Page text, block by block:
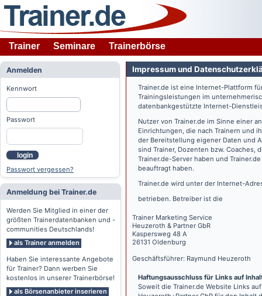
Trainer Seminare Trainerbörse
Anmelden
Kennwort
Passwort
login
Passwort vergessen?
Anmeldung bei Trainer.de
Werden Sie Mitglied in einer der
größten Trainerdatenbanken und -
communities Deutschlands!
als Trainer anmelden
Haben Sie interessante Angebote
für Trainer? Dann werben Sie
kostenlos in unserer Trainerbörse!
als Börsenanbieter inserieren
Impressum und
Trainer.de ist eine Internet-Plattform
Trainingsleistungen im
datenbankgestützte Internet-
Nutzer von Trainer.de im Sinne einer
Einrichtungen, die nach Trainern und
der Bereitstellung eigener Daten und
sind Trainer, Dozenten bzw.
Trainer.de-Server haben und Trainer.de
beauftragt haben.
Trainer.de wird unter der Internet-
betrieben. Betreiber ist die
Trainer Marketing Service
Heuzeroth & Partner GbR
Kaspersweg 48 A
26131 Oldenburg
Geschäftsführer: Raymund Heuzeroth
Haftungsausschluss für Links auf
Soweit die Trainer.de Website Links